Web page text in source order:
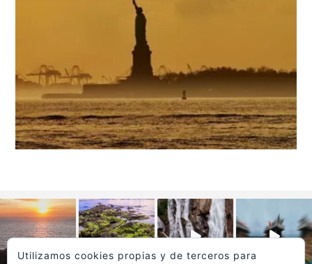
Utilizamos cookies propias y de terceros para